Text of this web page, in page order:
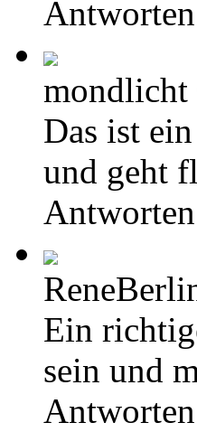
Antworten
mondlicht
Das ist
und geht
Antworten
Ein
sein und
Antworten